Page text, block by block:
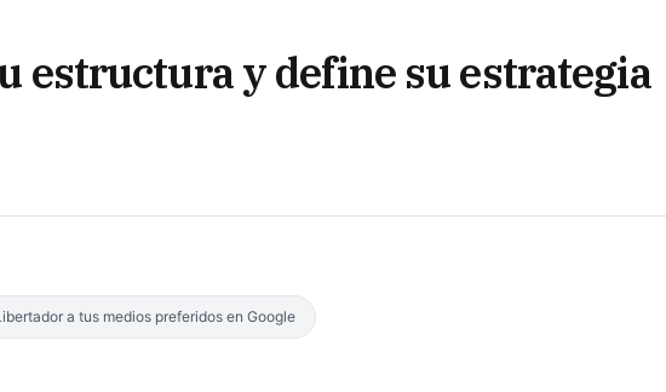
estructura y define su estrategia
a tus medios preferidos en Google